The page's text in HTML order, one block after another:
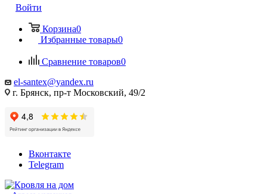
Войти
Корзина0
Избранные товары0
Сравнение товаров0
el-santex@yandex.ru
г. Брянск, пр-т Московский, 49/2
Вконтакте
Telegram